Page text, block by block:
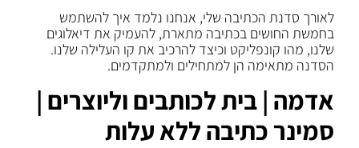
לאורך סדנת הכתיבה שלי, אנחנו נלמד איך להשתמש
בחמשת החושים בכתיבה מתארת, להעמיק את דיאלוגים
שלנו, מהו קונפליקט וכיצד להרכיב את קו העלילה שלנו.
הסדנה מתאימה הן למתחילים ולמתקדמים.
אדמה | בית לכותבים וליוצרים |
סמינר כתיבה ללא עלות